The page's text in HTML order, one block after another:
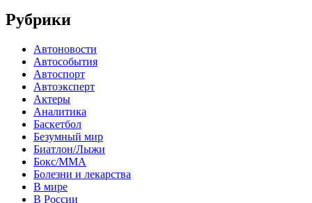
Рубрики
Автоновости
Автособытия
Автоспорт
Автоэксперт
Актеры
Аналитика
Баскетбол
Безумный мир
Биатлон/Лыжи
Бокс/MMA
Болезни и лекарства
В мире
В России